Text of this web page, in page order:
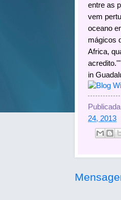
entre as
vem
oceano
mágicos
Africa,
acredito.'"
in
24, 2013